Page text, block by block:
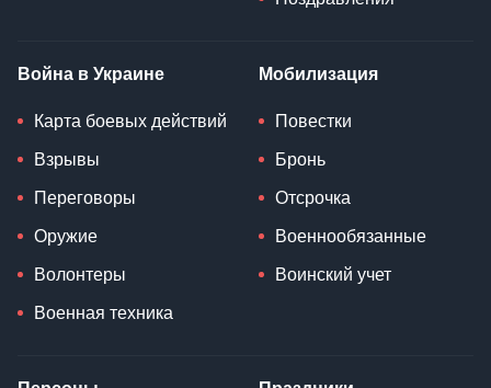
Война в Украине
Карта боевых действий
Взрывы
Переговоры
Оружие
Волонтеры
Военная техника
Мобилизация
Повестки
Бронь
Отсрочка
Военнообязанные
Воинский учет